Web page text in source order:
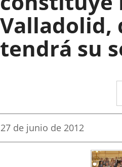
Valladolid,
tendrá su
Fecha
la
27 de junio de 2012